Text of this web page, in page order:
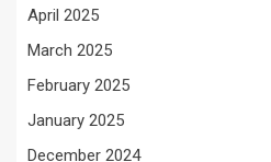
April 2025
March 2025
February 2025
January 2025
December 2024